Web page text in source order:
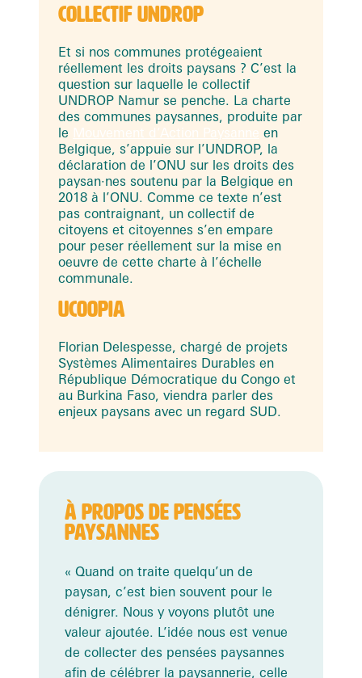
COLLECTIF UNDROP
Et si nos communes protégeaient
réellement les droits paysans ? C’est la
question sur laquelle le collectif
UNDROP Namur se penche. La charte
des communes paysannes, produite par
le Mouvement d’Action Paysanne en
Belgique, s’appuie sur l’UNDROP, la
déclaration de l’ONU sur les droits des
paysan·nes soutenu par la Belgique en
2018 à l’ONU. Comme ce texte n’est
pas contraignant, un collectif de
citoyens et citoyennes s’en empare
pour peser réellement sur la mise en
oeuvre de cette charte à l’échelle
communale.
UCOOPIA
Florian Delespesse, chargé de projets
Systèmes Alimentaires Durables en
République Démocratique du Congo et
au Burkina Faso, viendra parler des
enjeux paysans avec un regard SUD.
À PROPOS DE PENSÉES
PAYSANNES
« Quand on traite quelqu’un de
paysan, c’est bien souvent pour le
dénigrer. Nous y voyons plutôt une
valeur ajoutée. L’idée nous est venue
de collecter des pensées paysannes
afin de célébrer la paysannerie, celle